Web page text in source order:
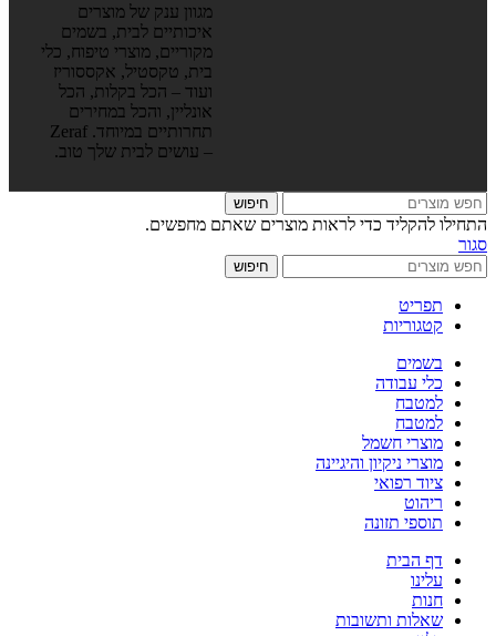
מגוון ענק של מוצרים
איכותיים לבית, בשמים
מקוריים, מוצרי טיפוח, כלי
בית, טקסטיל, אקססוריז
ועוד – הכל בקלות, הכל
אונליין, והכל במחירים
תחרותיים במיוחד. Zeraf
– עושים לבית שלך טוב.
חיפוש
התחילו להקליד כדי לראות מוצרים שאתם מחפשים.
סגור
חיפוש
תפריט
קטגוריות
בשמים
כלי עבודה
למטבח
למטבח
מוצרי חשמל
מוצרי ניקיון והיגיינה
ציוד רפואי
ריהוט
תוספי תזונה
דף הבית
עלינו
חנות
שאלות ותשובות